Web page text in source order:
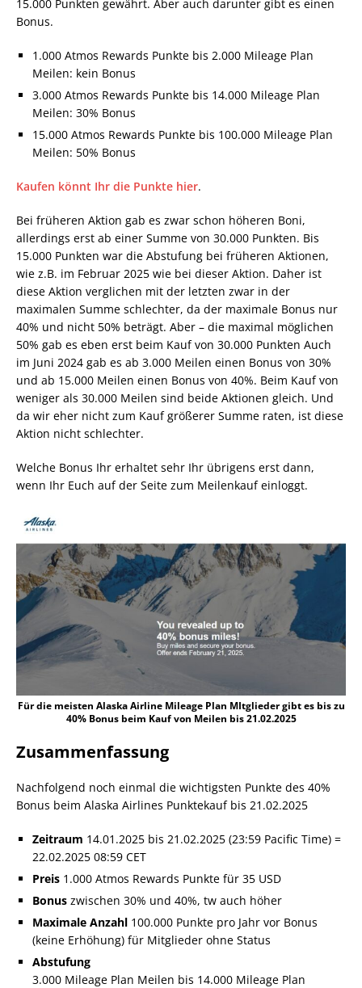
15.000 Punkten gewährt. Aber auch darunter gibt es einen
Bonus.
1.000 Atmos Rewards Punkte bis 2.000 Mileage Plan
Meilen: kein Bonus
3.000 Atmos Rewards Punkte bis 14.000 Mileage Plan
Meilen: 30% Bonus
15.000 Atmos Rewards Punkte bis 100.000 Mileage Plan
Meilen: 50% Bonus
Kaufen könnt Ihr die Punkte hier.
Bei früheren Aktion gab es zwar schon höheren Boni,
allerdings erst ab einer Summe von 30.000 Punkten. Bis
15.000 Punkten war die Abstufung bei früheren Aktionen,
wie z.B. im Februar 2025 wie bei dieser Aktion. Daher ist
diese Aktion verglichen mit der letzten zwar in der
maximalen Summe schlechter, da der maximale Bonus nur
40% und nicht 50% beträgt. Aber – die maximal möglichen
50% gab es eben erst beim Kauf von 30.000 Punkten Auch
im Juni 2024 gab es ab 3.000 Meilen einen Bonus von 30%
und ab 15.000 Meilen einen Bonus von 40%. Beim Kauf von
weniger als 30.000 Meilen sind beide Aktionen gleich. Und
da wir eher nicht zum Kauf größerer Summe raten, ist diese
Aktion nicht schlechter.
Welche Bonus Ihr erhaltet sehr Ihr übrigens erst dann,
wenn Ihr Euch auf der Seite zum Meilenkauf einloggt.
Für die meisten Alaska Airline Mileage Plan MItglieder gibt es bis zu
40% Bonus beim Kauf von Meilen bis 21.02.2025
Zusammenfassung
Nachfolgend noch einmal die wichtigsten Punkte des 40%
Bonus beim Alaska Airlines Punktekauf bis 21.02.2025
Zeitraum 14.01.2025 bis 21.02.2025 (23:59 Pacific Time) =
22.02.2025 08:59 CET
Preis 1.000 Atmos Rewards Punkte für 35 USD
Bonus zwischen 30% und 40%, tw auch höher
Maximale Anzahl 100.000 Punkte pro Jahr vor Bonus
(keine Erhöhung) für Mitglieder ohne Status
Abstufung
3.000 Mileage Plan Meilen bis 14.000 Mileage Plan